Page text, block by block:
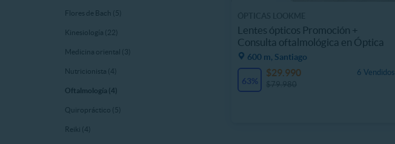
Flores de Bach (5)
Kinesiología (22)
Medicina oriental (3)
Nutricionista (4)
Oftalmología (4)
Quiropráctico (5)
Reiki (4)
Lentes ópticos Promoción +
Consulta oftalmológica en Óptica
600 m, Santiago
63%
6 Vendidos
$29.990